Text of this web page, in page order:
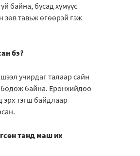
байна, бусад хүмүүс
зөв тавьж өгөөрэй гэж
бэ?
учирдаг талаар сайн
бодож байна. Ерөнхийдөө
эрх тэгш байдлаар
танд маш их